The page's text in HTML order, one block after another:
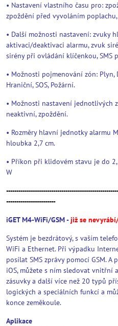
• Nastavení vlastního času pro:
zpoždění před vyvoláním
• Další možnosti nastavení: zvuky
aktivaci/deaktivaci alarmu, zvuk
sirény při ovládání klíčenkou, SMS
• Možnosti pojmenování zón: Plyn,
Hraniční, SOS, Požární.
• Možnosti nastavení jednotlivých
neaktivní, zpoždění.
• Rozměry hlavní jednotky alarmu
hloubka 2,7 cm.
• Příkon při klidovém stavu je do
W
------------------------
iGET M4-WiFi/GSM -již se
Systém je bezdrátový, s vaším
WiFi a Ethernet. Při výpadku
posílat SMS zprávy pomocí GSM.
iOS, můžete s ním sledovat vnitřní
zásuvky a další více než 20 typů
logických a speciálních funkcí a
konce zeměkoule.
Aplikace